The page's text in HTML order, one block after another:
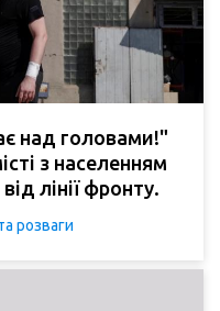
над головами!"
з населенням
лінії фронту.
розваги